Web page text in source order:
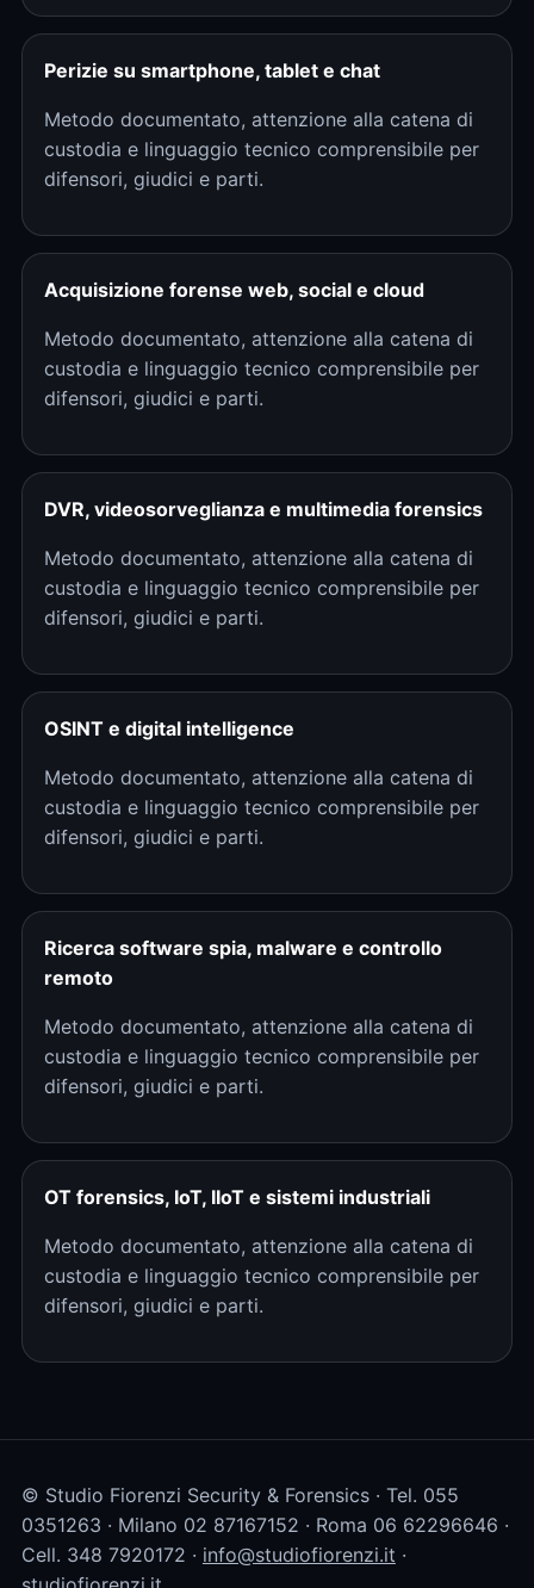
Perizie su smartphone, tablet e chat
Metodo documentato, attenzione alla catena di
custodia e linguaggio tecnico comprensibile per
difensori, giudici e parti.
Acquisizione forense web, social e cloud
Metodo documentato, attenzione alla catena di
custodia e linguaggio tecnico comprensibile per
difensori, giudici e parti.
DVR, videosorveglianza e multimedia forensics
Metodo documentato, attenzione alla catena di
custodia e linguaggio tecnico comprensibile per
difensori, giudici e parti.
OSINT e digital intelligence
Metodo documentato, attenzione alla catena di
custodia e linguaggio tecnico comprensibile per
difensori, giudici e parti.
Ricerca software spia, malware e controllo
remoto
Metodo documentato, attenzione alla catena di
custodia e linguaggio tecnico comprensibile per
difensori, giudici e parti.
OT forensics, IoT, IIoT e sistemi industriali
Metodo documentato, attenzione alla catena di
custodia e linguaggio tecnico comprensibile per
difensori, giudici e parti.
© Studio Fiorenzi Security & Forensics · Tel. 055
0351263 · Milano 02 87167152 · Roma 06 62296646 ·
Cell. 348 7920172 · info@studiofiorenzi.it ·